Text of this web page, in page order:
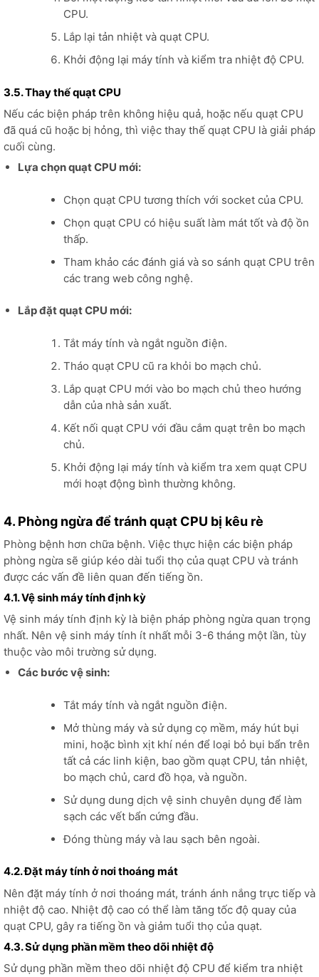
CPU.
Lắp lại tản nhiệt và quạt CPU.
Khởi động lại máy tính và kiểm tra nhiệt độ CPU.
3.5. Thay thế quạt CPU
Nếu các biện pháp trên không hiệu quả, hoặc nếu quạt CPU
đã quá cũ hoặc bị hỏng, thì việc thay thế quạt CPU là giải pháp
cuối cùng.
Lựa chọn quạt CPU mới:
Chọn quạt CPU tương thích với socket của CPU.
Chọn quạt CPU có hiệu suất làm mát tốt và độ ồn
thấp.
Tham khảo các đánh giá và so sánh quạt CPU trên
các trang web công nghệ.
Lắp đặt quạt CPU mới:
Tắt máy tính và ngắt nguồn điện.
Tháo quạt CPU cũ ra khỏi bo mạch chủ.
Lắp quạt CPU mới vào bo mạch chủ theo hướng
dẫn của nhà sản xuất.
Kết nối quạt CPU với đầu cắm quạt trên bo mạch
chủ.
Khởi động lại máy tính và kiểm tra xem quạt CPU
mới hoạt động bình thường không.
4. Phòng ngừa để tránh quạt CPU bị kêu rè
Phòng bệnh hơn chữa bệnh. Việc thực hiện các biện pháp
phòng ngừa sẽ giúp kéo dài tuổi thọ của quạt CPU và tránh
được các vấn đề liên quan đến tiếng ồn.
4.1. Vệ sinh máy tính định kỳ
Vệ sinh máy tính định kỳ là biện pháp phòng ngừa quan trọng
nhất. Nên vệ sinh máy tính ít nhất mỗi 3-6 tháng một lần, tùy
thuộc vào môi trường sử dụng.
Các bước vệ sinh:
Tắt máy tính và ngắt nguồn điện.
Mở thùng máy và sử dụng cọ mềm, máy hút bụi
mini, hoặc bình xịt khí nén để loại bỏ bụi bẩn trên
tất cả các linh kiện, bao gồm quạt CPU, tản nhiệt,
bo mạch chủ, card đồ họa, và nguồn.
Sử dụng dung dịch vệ sinh chuyên dụng để làm
sạch các vết bẩn cứng đầu.
Đóng thùng máy và lau sạch bên ngoài.
4.2. Đặt máy tính ở nơi thoáng mát
Nên đặt máy tính ở nơi thoáng mát, tránh ánh nắng trực tiếp và
nhiệt độ cao. Nhiệt độ cao có thể làm tăng tốc độ quay của
quạt CPU, gây ra tiếng ồn và giảm tuổi thọ của quạt.
4.3. Sử dụng phần mềm theo dõi nhiệt độ
Sử dụng phần mềm theo dõi nhiệt độ CPU để kiểm tra nhiệt